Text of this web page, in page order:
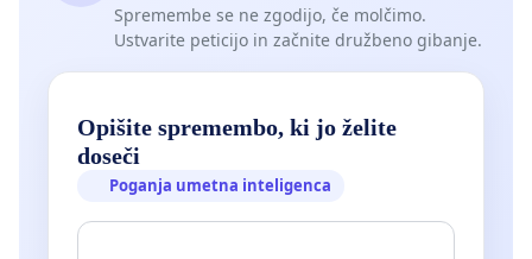
Spremembe se ne zgodijo, če molčimo.
Ustvarite peticijo in začnite družbeno gibanje.
Opišite spremembo, ki jo želite
doseči
Poganja umetna inteligenca